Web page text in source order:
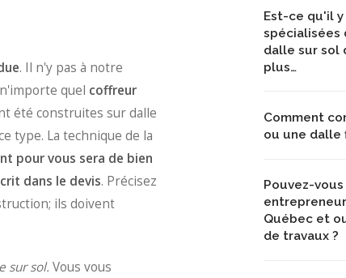
Est-ce qu'il
spécialisées
dalle sur sol
plus…
Comment
ou une
Pouvez-
Québec et
de travaux ?
. Il n'y pas à notre
quel coffreur
été construites sur dalle
type. La technique de la
pour vous sera de bien
dans le devis. Précisez
ils doivent
sur sol. Vous vous